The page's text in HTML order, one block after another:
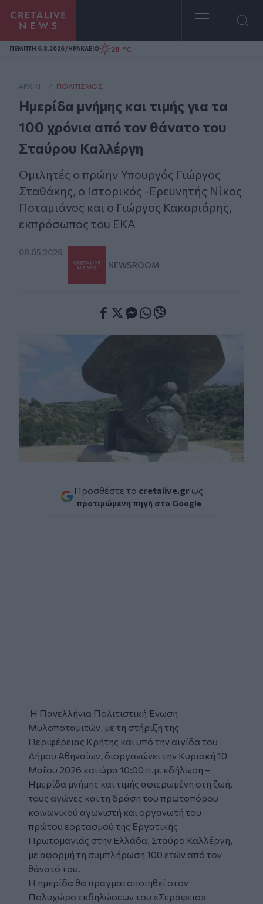
Homepage
ΠΕΜΠΤΗ 6.8.2026/ΗΡΑΚΛΕΙΟ 28 °C
ΑΡΧΙΚΗ / ΠΟΛΙΤΙΣΜΌΣ
Ημερίδα μνήμης και τιμής για τα
100 χρόνια από τον θάνατο του
Σταύρου Καλλέργη
Ομιλητές ο πρώην Υπουργός Γιώργος
Σταθάκης, ο Ιστορικός -Ερευνητής Νίκος
Ποταμιάνος και ο Γιώργος Κακαριάρης,
εκπρόσωπος του ΕΚΑ
08.05.2026
NEWSROOM
Προσθέστε το cretalive.gr ως
προτιμώμενη πηγή στο Google
Η Πανελλήνια Πολιτιστική Ένωση
Μυλοποταμιτών, με τη στήριξη της
Περιφέρειας Κρήτης και υπό την αιγίδα του
Δήμου Αθηναίων, διοργανώνει την Κυριακή 10
Μαΐου 2026 και ώρα 10:00 π.μ. κδήλωση –
Ημερίδα μνήμης και τιμής αφιερωμένη στη ζωή,
τους αγώνες και τη δράση του πρωτοπόρου
κοινωνικού αγωνιστή και οργανωτή του
πρώτου εορτασμού της Εργατικής
Πρωτομαγιάς στην Ελλάδα, Σταύρο Καλλέργη,
με αφορμή τη συμπλήρωση 100 ετών από τον
θάνατό του.
Η ημερίδα θα πραγματοποιηθεί στον
Πολυχώρο εκδηλώσεων του «Σεράφειο»